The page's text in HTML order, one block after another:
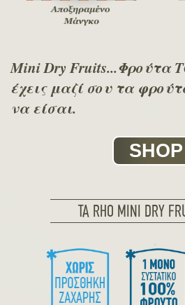
Mini Dry Fruits...Φρούτα
έχεις μαζί σου τα
να είσαι.
SHOP
ΤΑ RHO MINI DRY